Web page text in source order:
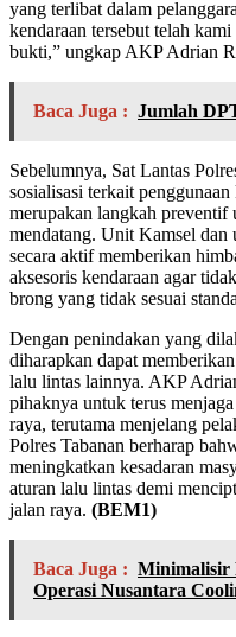
yang terlibat dalam
kendaraan tersebut telah
bukti,” ungkap AKP Adrian
Baca Juga : Jumlah
Sebelumnya, Sat Lantas
sosialisasi terkait
merupakan langkah preventif
mendatang. Unit Kamsel dan
secara aktif memberikan
aksesoris kendaraan agar
brong yang tidak sesuai
Dengan penindakan yang
diharapkan dapat
lalu lintas lainnya. AKP
pihaknya untuk terus
raya, terutama menjelang
Polres Tabanan berharap
meningkatkan kesadaran
aturan lalu lintas demi
jalan raya. (BEM1)
Baca Juga : Minimalisir
Operasi Nusantara